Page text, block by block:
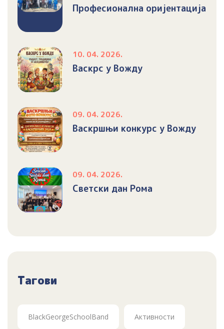
Професионална оријентација
10. 04. 2026.
Васкрс у Вожду
09. 04. 2026.
Васкршњи конкурс у Вожду
09. 04. 2026.
Светски дан Рома
Тагови
BlackGeorgeSchoolBand Активности